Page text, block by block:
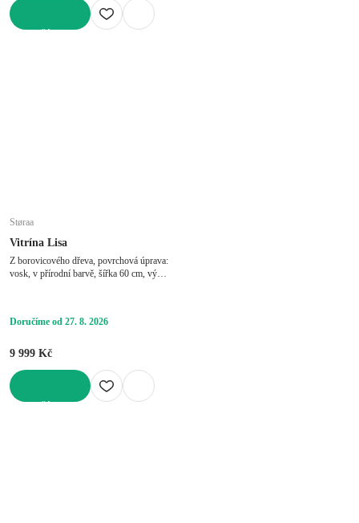
Støraa
Vitrína Lisa
Z borovicového dřeva, povrchová úprava:
vosk, v přírodní barvě, šířka 60 cm, výška
Doručíme od 27. 8. 2026
9 999 Kč